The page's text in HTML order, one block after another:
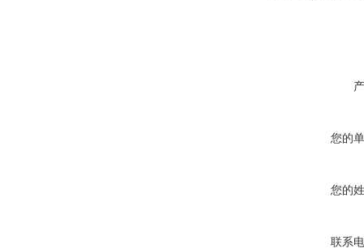
您的
您的
联系